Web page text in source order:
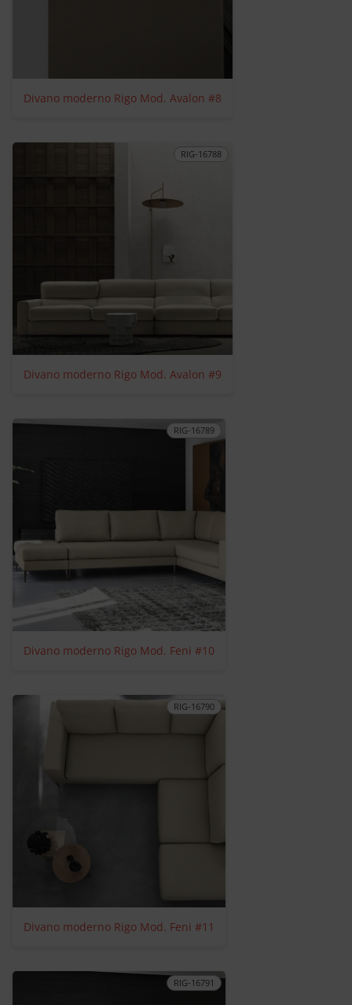
Divano moderno Rigo Mod. Avalon #8
RIG-16788
Divano moderno Rigo Mod. Avalon #9
RIG-16789
Divano moderno Rigo Mod. Feni #10
RIG-16790
Divano moderno Rigo Mod. Feni #11
RIG-16791